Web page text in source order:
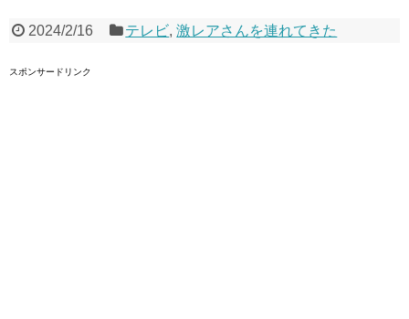
2024/2/16 テレビ,激レアさんを連れてきた
スポンサードリンク